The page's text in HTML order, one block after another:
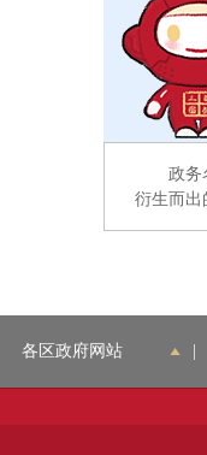
政务名
衍生而出
各区政府网站